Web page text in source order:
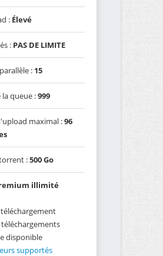
: Élevé
: PAS DE LIMITE
: 15
queue :999
maximal :96
:500 Go
illimité
disponible
supportés